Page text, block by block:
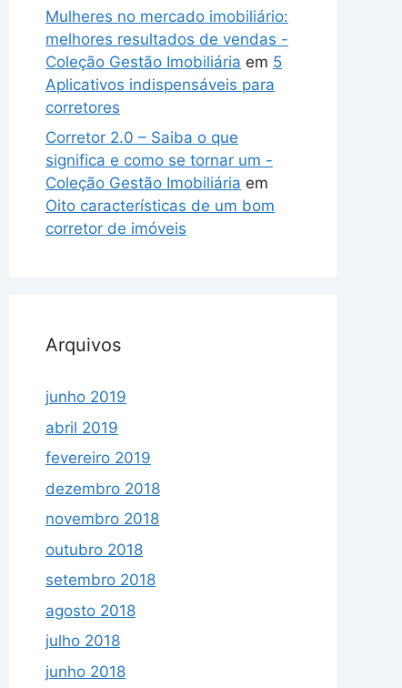
Mulheres no mercado imobiliário:
melhores resultados de vendas -
Coleção Gestão Imobiliária em 5
Aplicativos indispensáveis para
corretores
Corretor 2.0 – Saiba o que
significa e como se tornar um -
Coleção Gestão Imobiliária em
Oito características de um bom
corretor de imóveis
Arquivos
junho 2019
abril 2019
fevereiro 2019
dezembro 2018
novembro 2018
outubro 2018
setembro 2018
agosto 2018
julho 2018
junho 2018